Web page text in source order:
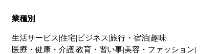
業種別
生活サービス 住宅 ビジネス 旅行・宿泊 趣味
医療・健康・介護教育・習い事 美容・ファッション